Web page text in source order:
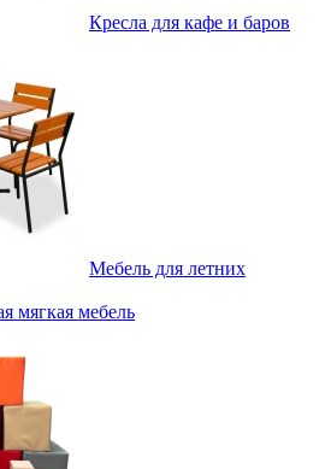
Кресла для кафе и баров
Мебель для летних
мягкая мебель